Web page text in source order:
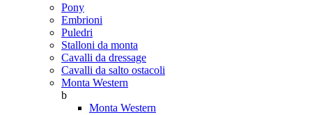
Pony
Embrioni
Puledri
Stalloni da monta
Cavalli da dressage
Cavalli da salto ostacoli
Monta Western
b
Monta Western